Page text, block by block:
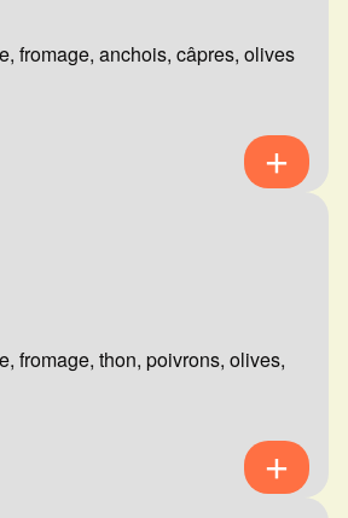
fromage, anchois, câpres, olives
fromage, thon, poivrons, olives,